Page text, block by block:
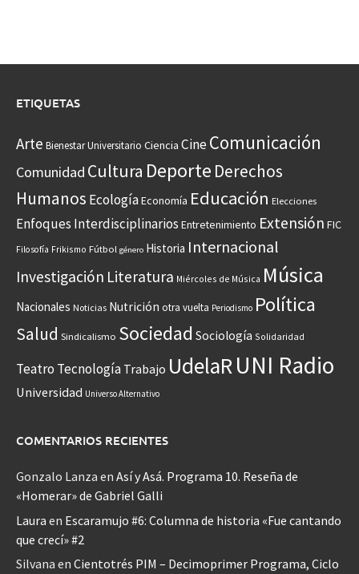
ETIQUETAS
Arte Bienestar Universitario Ciencia CineComunicación
Comunidad Cultura Deporte Derechos
Humanos EcologíaEconomía Educación Elecciones
Enfoques Interdisciplinarios Entretenimiento Extensión FIC
Filosofía Frikismo Fútbol género Historia Internacional
Investigación Literatura Miércoles de Música Música
Nacionales Noticias Nutrición otra vuelta Periodismo Política
Salud Sindicalismo Sociedad Sociología Solidaridad
Teatro Tecnología Trabajo UdelaRUNI Radio
Universidad Universo Alternativo
COMENTARIOS RECIENTES
Gonzalo Lanza en Así y Asá. Programa 10. Reseña de
«Homerar» de Gabriel Galli
Laura en Escaramujo #6: Columna de historia «Fue cantando
que crecí» #2
Silvana en Cientotrés PIM – Decimoprimer Programa, Ciclo